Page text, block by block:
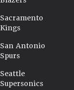
Sacramento
Kings
San Antonio
Spurs
Seattle
Supersonics